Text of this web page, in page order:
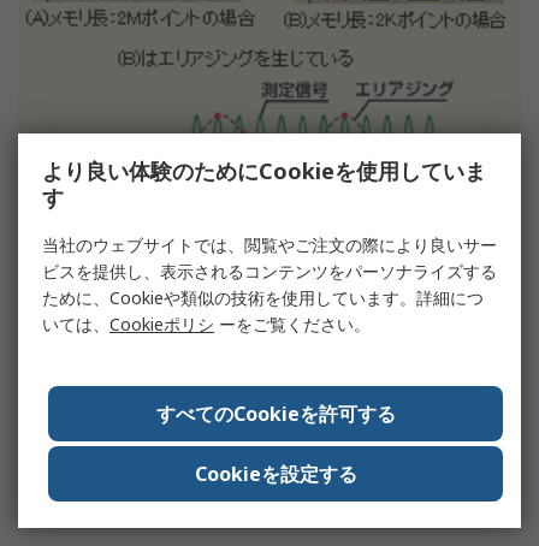
デジタルオシロスコープ ガイド
オシロスコープを選定する場合、チャネル数・周波数帯域・
サンプリングレートなどが基本要素になります。チャネル数
は換えが効きませんから、第一に押さえなければなりませ
もっと読む
RS PRO ブランドのＵＳＢオシロスコープ
より良い体験のためにCookieを使用していま
す
当社のウェブサイトでは、閲覧やご注文の際により良いサー
ビスを提供し、表示されるコンテンツをパーソナライズする
ために、Cookieや類似の技術を使用しています。詳細につ
いては、 Cookieポリシ ーをご覧ください。
すべてのCookieを許可する
Cookieを設定する